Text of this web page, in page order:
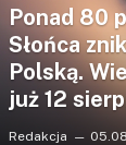
Ponad 80
Słońca
Polską.
już 12
Redakcja